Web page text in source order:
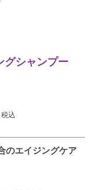
グシャンプー
税込
のエイジングケア